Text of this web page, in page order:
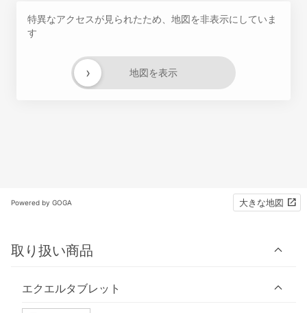
特異なアクセスが見られたため、地図を非表示にしていま
す
地図を表示
›
Powered by GOGA 大きな地図
取り扱い商品
エクエルタブレット